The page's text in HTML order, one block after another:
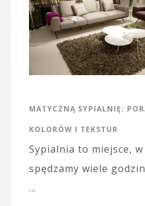
MATYCZNĄ SYPIALNIĘ:
KOLORÓW I TEKSTUR
Sypialnia to miejsce,
spędzamy wiele
…